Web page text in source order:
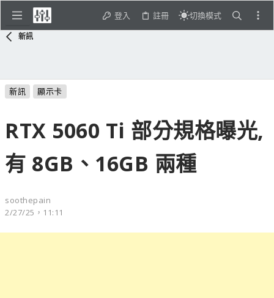
登入 註冊 切換模式
新訊
新訊 顯示卡
RTX 5060 Ti 部分規格曝光,
有 8GB、16GB 兩種
soothepain
2/27/25，11:11